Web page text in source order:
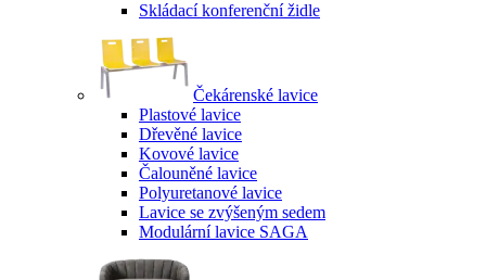
Skládací konferenční židle
Čekárenské lavice
Plastové lavice
Dřevěné lavice
Kovové lavice
Čalouněné lavice
Polyuretanové lavice
Lavice se zvýšeným sedem
Modulární lavice SAGA